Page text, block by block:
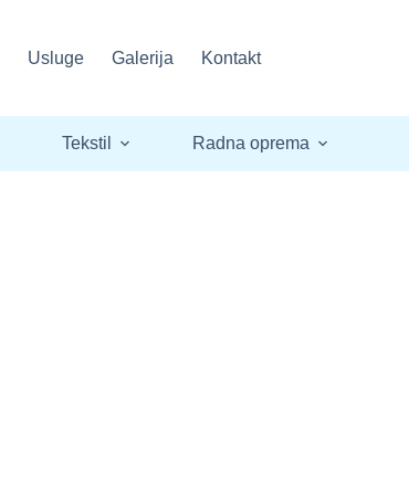
Usluge Galerija Kontakt
Tekstil Radna oprema